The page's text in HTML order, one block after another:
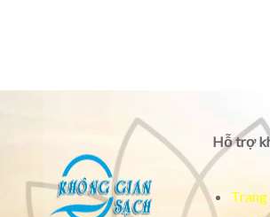
Hỗ trợ
Trang